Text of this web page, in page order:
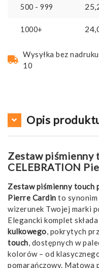
500 - 999
1000+
Wysyłka bez
10
Opis
Zestaw piśmienny
CELEBRATION
Zestaw piśmienny touch
Pierre Cardin to
wizerunek Twojej marki
Elegancki komplet
kulkowego, pokrytych
touch, dostępnych w
kolorów – od
pomarańczowy. Matowa